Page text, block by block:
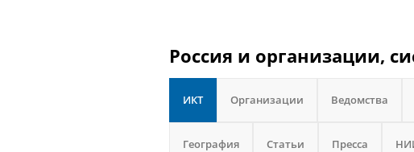
Россия и организации,
ИКТ Организации Ведомства
География Статьи Пресса